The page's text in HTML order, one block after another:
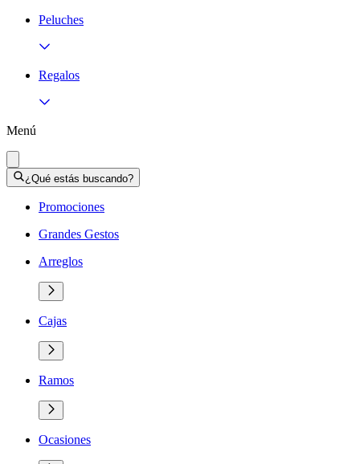
Peluches
Regalos
Menú
¿Qué estás buscando?
Promociones
Grandes Gestos
Arreglos
Cajas
Ramos
Ocasiones